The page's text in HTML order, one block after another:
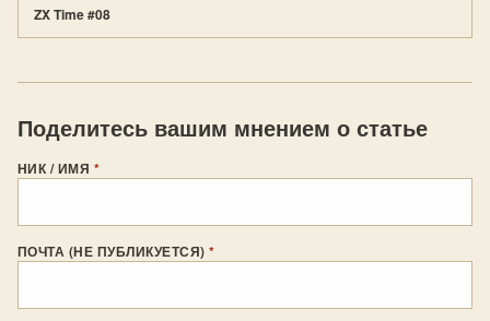
ZX Time #08
Поделитесь вашим мнением о статье
НИК / ИМЯ *
ПОЧТА (НЕ ПУБЛИКУЕТСЯ)*